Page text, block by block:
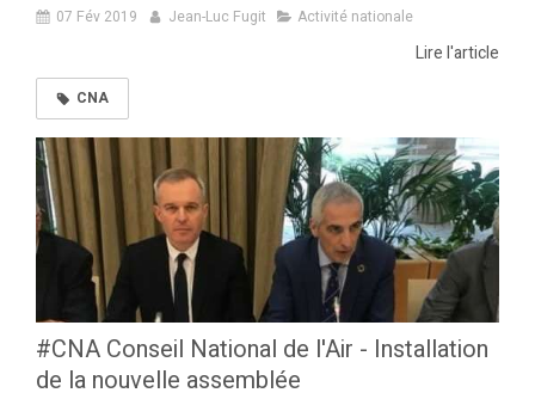
07 Fév 2019 Jean-Luc Fugit Activité nationale
Lire l'article
CNA
#CNA Conseil National de l'Air - Installation
de la nouvelle assemblée